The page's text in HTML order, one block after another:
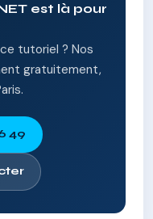
est là pour
tutoriel ? Nos
gratuitement,
49